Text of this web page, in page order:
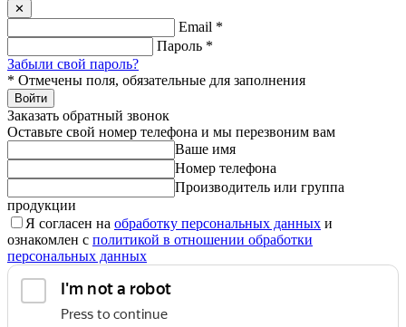
✕
Email *
Пароль *
Забыли свой пароль?
* Отмечены поля, обязательные для заполнения
Войти
Заказать обратный звонок
Оставьте свой номер телефона и мы перезвоним вам
Ваше имя
Номер телефона
Производитель или группа
продукции
Я согласен на обработку персональных данных и
ознакомлен с политикой в отношении обработки
персональных данных